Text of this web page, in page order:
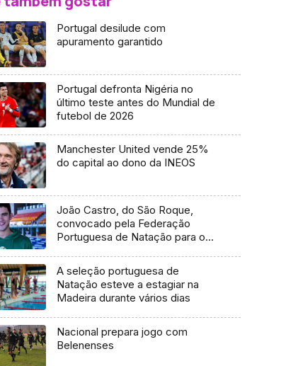
Portugal desilude com
apuramento garantido
Portugal defronta Nigéria no
último teste antes do Mundial de
futebol de 2026
Manchester United vende 25%
do capital ao dono da INEOS
João Castro, do São Roque,
convocado pela Federação
Portuguesa de Natação para o
Meet”
A seleção portuguesa de
Natação esteve a estagiar na
Madeira durante vários dias
Nacional prepara jogo com
Belenenses